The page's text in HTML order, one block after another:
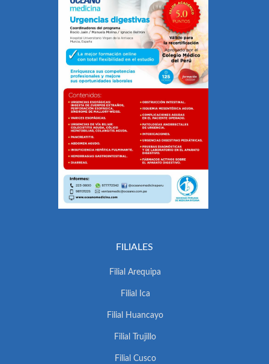
FILIALES
Filial Arequipa
Filial Ica
Filial Huancayo
Filial Trujillo
Filial Cusco